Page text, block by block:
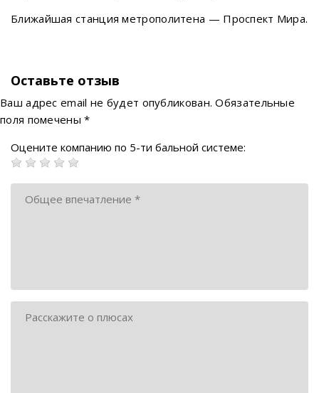
Ближайшая станция метрополитена — Проспект Мира.
Оставьте отзыв
Ваш адрес email не будет опубликован. Обязательные
поля помечены*
Оцените компанию по 5-ти бальной системе: